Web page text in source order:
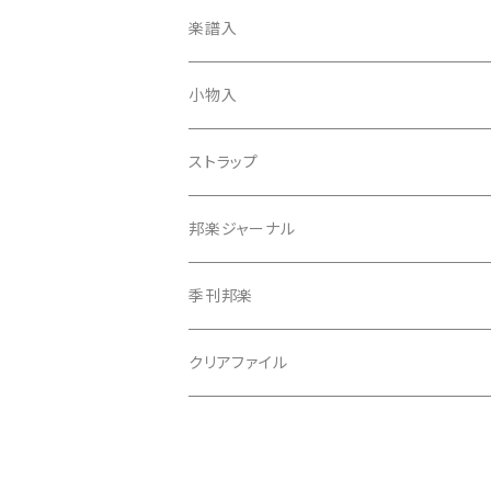
天神袋
天神巾着
指すり
つぼシール
撥皮・撥皮のり
胴板
楽譜入
小物入
ストラップ
邦楽ジャーナル
季刊邦楽
クリアファイル